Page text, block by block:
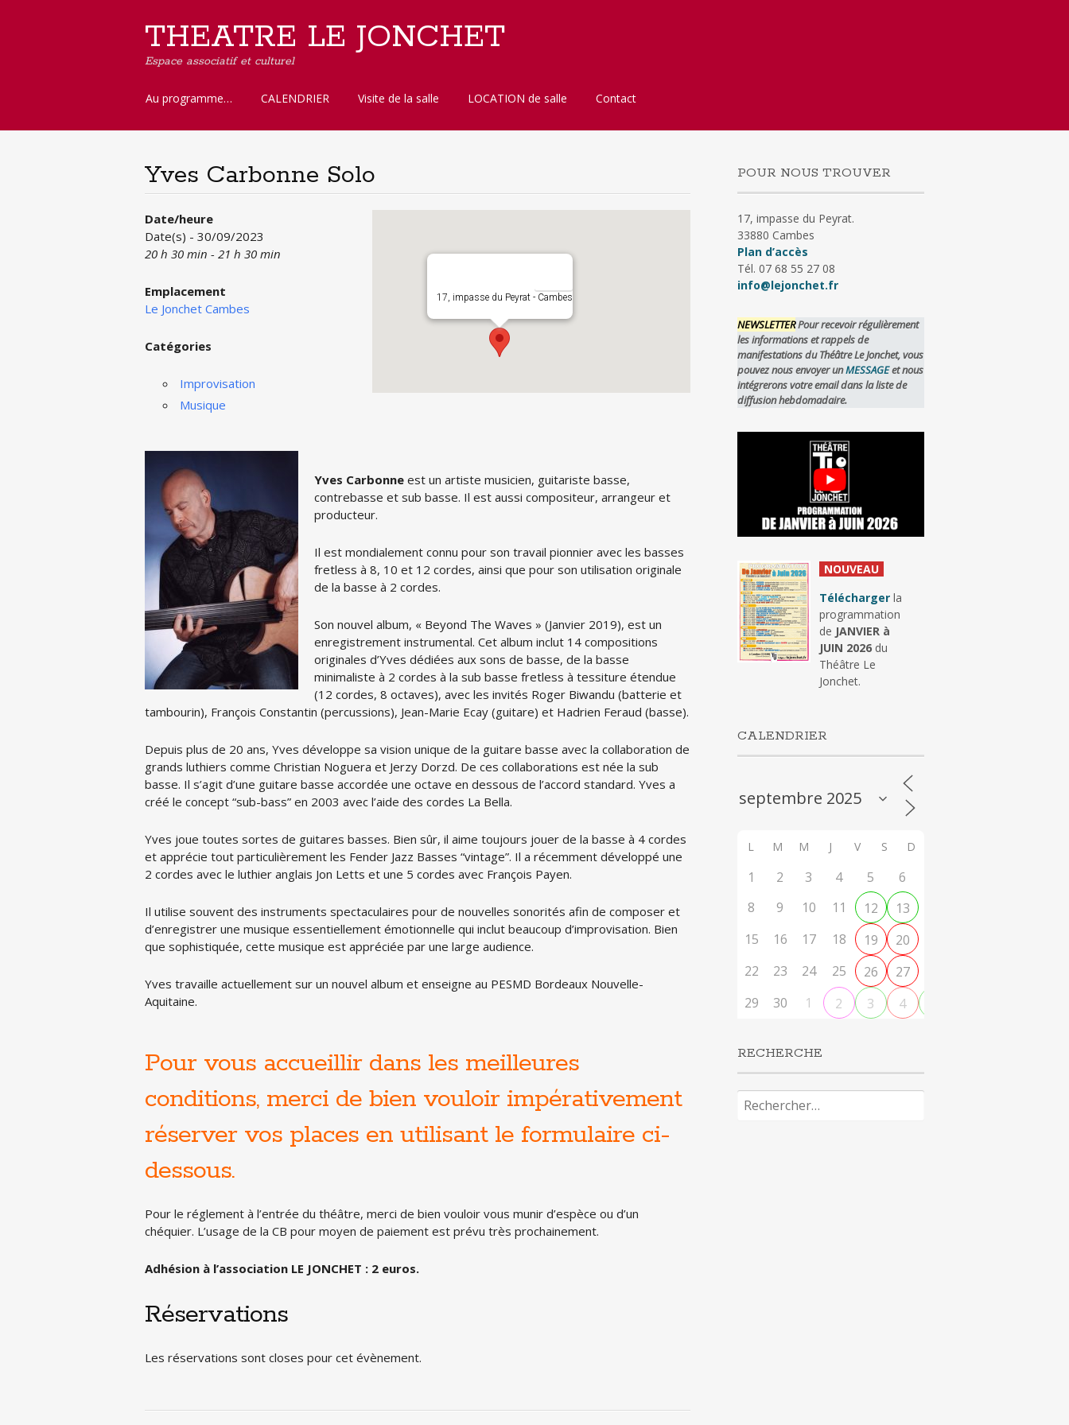
THEATRE LE JONCHET
Espace associatif et culturel
Aller
contenu
Au programme… CALENDRIER Visite de la salle LOCATION de salle Contact
Yves Carbonne Solo
17, impasse du Peyrat - Cambes
Date/heure
Date(s) - 30/09/2023
20 h 30 min - 21 h 30 min
Emplacement
Le Jonchet Cambes
Catégories
Improvisation
Musique
Yves Carbonne est un artiste musicien, guitariste basse,
contrebasse et sub basse. Il est aussi compositeur, arrangeur et
producteur.
Il est mondialement connu pour son travail pionnier avec les basses
fretless à 8, 10 et 12 cordes, ainsi que pour son utilisation originale
de la basse à 2 cordes.
Son nouvel album, « Beyond The Waves » (Janvier 2019), est un
enregistrement instrumental. Cet album inclut 14 compositions
originales d’Yves dédiées aux sons de basse, de la basse
minimaliste à 2 cordes à la sub basse fretless à tessiture étendue
(12 cordes, 8 octaves), avec les invités Roger Biwandu (batterie et
tambourin), François Constantin (percussions), Jean-Marie Ecay (guitare) et Hadrien Feraud (basse).
Depuis plus de 20 ans, Yves développe sa vision unique de la guitare basse avec la collaboration de
grands luthiers comme Christian Noguera et Jerzy Dorzd. De ces collaborations est née la sub
basse. Il s’agit d’une guitare basse accordée une octave en dessous de l’accord standard. Yves a
créé le concept “sub-bass” en 2003 avec l’aide des cordes La Bella.
Yves joue toutes sortes de guitares basses. Bien sûr, il aime toujours jouer de la basse à 4 cordes
et apprécie tout particulièrement les Fender Jazz Basses “vintage”. Il a récemment développé une
2 cordes avec le luthier anglais Jon Letts et une 5 cordes avec François Payen.
Il utilise souvent des instruments spectaculaires pour de nouvelles sonorités afin de composer et
d’enregistrer une musique essentiellement émotionnelle qui inclut beaucoup d’improvisation. Bien
que sophistiquée, cette musique est appréciée par une large audience.
Yves travaille actuellement sur un nouvel album et enseigne au PESMD Bordeaux Nouvelle-
Aquitaine.
Pour vous accueillir dans les meilleures
conditions, merci de bien vouloir impérativement
réserver vos places en utilisant le formulaire ci-
dessous.
Pour le réglement à l’entrée du théâtre, merci de bien vouloir vous munir d’espèce ou d’un
chéquier. L’usage de la CB pour moyen de paiement est prévu très prochainement.
Adhésion à l’association LE JONCHET : 2 euros.
Réservations
Les réservations sont closes pour cet évènement.
POUR NOUS TROUVER
17, impasse du Peyrat.
33880 Cambes
Plan d’accès
Tél. 07 68 55 27 08
info@lejonchet.fr
NEWSLETTERPour recevoir régulièrement
les informations et rappels de
manifestations du Théâtre Le Jonchet, vous
pouvez nous envoyer unMESSAGEet nous
intégrerons votre email dans la liste de
diffusion hebdomadaire.
NOUVEAU
Télécharger la
programmation
de JANVIER à
JUIN 2026 du
Théâtre Le
Jonchet.
CALENDRIER
L M M J V S D
1 2 3 4 5 6
8
9 10 11 12 13
15
16 17 18 19 20
22
23 24 25 26 27
29
30 1 2 3 4
RECHERCHE